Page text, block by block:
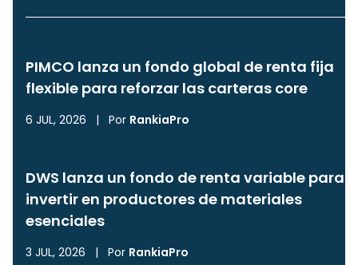
PIMCO lanza un fondo global de renta fija
flexible para reforzar las carteras core
6 JUL, 2026 | Por RankiaPro
DWS lanza un fondo de renta variable para
invertir en productores de materiales
esenciales
3 JUL, 2026 | Por RankiaPro